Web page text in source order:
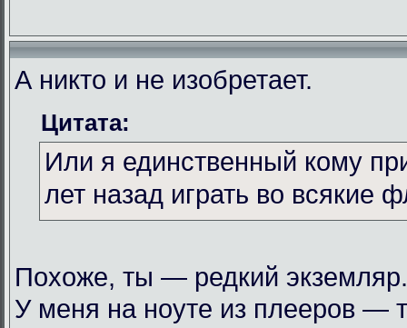
А никто и не изобретает.
Цитата:
Или я единственный кому
лет назад играть во всякие
Похоже, ты — редкий экземляр.
У меня на ноуте из плееров —